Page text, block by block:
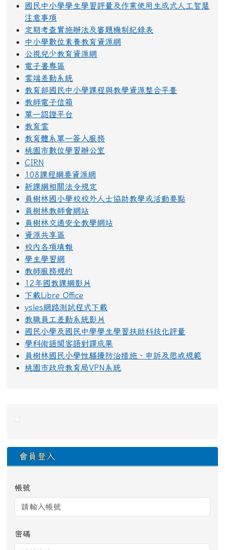
國民中小學學生學習評量及作業使用生成式人工智慧
注意事項
定期考查實施辦法及審題機制紀錄表
中小學數位素養教育資源網
公視兒少教育資源網
電子書專區
雲端差勤系統
教育部國民中小學課程與教學資源整合平臺
教師電子信箱
單一認證平台
教育雲
教育體系單一簽入服務
桃園市數位學習辦公室
CIRN
108課程綱要資源網
新課綱相關法令規定
員樹林國小學校校外人士協助教學或活動要點
員樹林教師會網站
員樹林交通安全教學網站
資源共享區
校內各項填報
學生學習網
教師服務規約
12年國教課綱影片
下載Libre Office
ysles網路測試程式下載
教職員工差勤系統影片
國民小學及國民中學學生學習扶助科技化評量
學科術語閩客語對譯成果
員樹林國民小學性騷擾防治措施、申訴及懲戒規範
桃園市政府教育局VPN系統
會員登入
帳號
密碼